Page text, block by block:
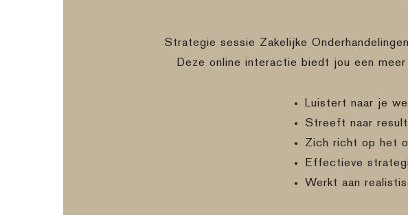
Strategie sessie Zakelijke
Deze online interactie biedt jou een
Luistert naar je
Streeft naar
Zich richt op het
Effectieve
Werkt aan